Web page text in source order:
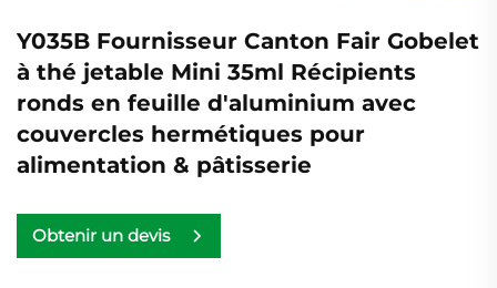
Y035B Fournisseur Canton Fair Gobelet
à thé jetable Mini 35ml Récipients
ronds en feuille d'aluminium avec
couvercles hermétiques pour
alimentation & pâtisserie
Obtenir un devis